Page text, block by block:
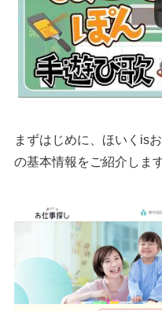
保育士コンシェル
マイナビ保育士
保育士バンク
ウィルオブ保育
まずはじめに、ほいくis
の基本情報をご紹介します